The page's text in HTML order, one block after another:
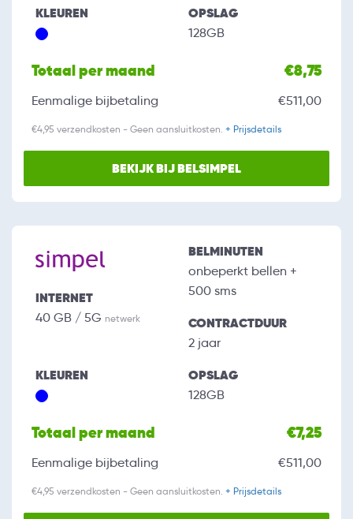
KLEUREN OPSLAG
128GB
Totaal per maand €8,75
Eenmalige bijbetaling €511,00
€4,95 verzendkosten - Geen aansluitkosten. + Prijsdetails
BEKIJK BIJ BELSIMPEL
INTERNET
40 GB / 5G netwerk
BELMINUTEN
onbeperkt bellen +
500 sms
CONTRACTDUUR
2 jaar
KLEUREN OPSLAG
128GB
Totaal per maand €7,25
Eenmalige bijbetaling €511,00
€4,95 verzendkosten - Geen aansluitkosten. + Prijsdetails